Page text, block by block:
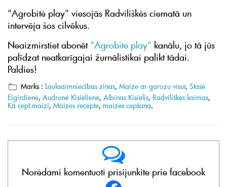
"Agrobitė play" viesojās Radviliškės ciematā un
intervēja šos cilvēkus.
Neaizmirstiet abonēt "Agrobite play" kanālu, jo tā jūs
palīdzat neatkarīgajai žurnālistikai palikt tādai.
Paldies!
Marks : Lauksaimniecības ziņas, Maize ar garozu visur, Stasė
Eigirdienė, Audronė Kisielienė, Albinas Kisielis, Radviliškės kaimas,
Kā cept maizi, Maizes recepte, maizes cepšana.
Norėdami komentuoti prisijunkite prie facebook